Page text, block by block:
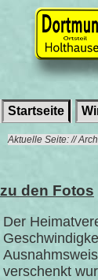
Startseite
Aktuelle Seite: //
zu den Fotos
Der
verschenkt